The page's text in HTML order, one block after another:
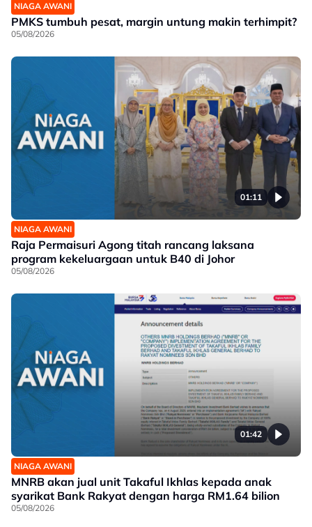
NIAGA AWANI
PMKS tumbuh pesat, margin untung makin terhimpit?
05/08/2026
01:11
NIAGA AWANI
Raja Permaisuri Agong titah rancang laksana
program kekeluargaan untuk B40 di Johor
05/08/2026
01:42
NIAGA AWANI
MNRB akan jual unit Takaful Ikhlas kepada anak
syarikat Bank Rakyat dengan harga RM1.64 bilion
05/08/2026